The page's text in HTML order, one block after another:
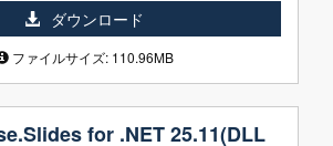
ダウンロード
ファイルサイズ: 110.96MB
for .NET 25.11(DLL